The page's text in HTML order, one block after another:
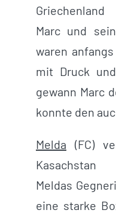
Griechenland
Marc und
waren
mit Druck
gewann Marc
konnte den
Melda (FC)
Kasachstan
Meldas
eine starke